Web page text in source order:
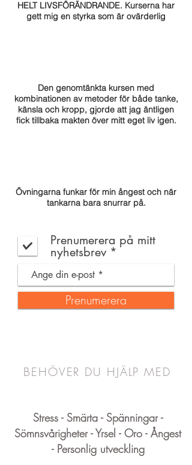
HELT LIVSFÖRÄNDRANDE. Kurserna har
gett mig en styrka som är ovärderlig
Den genomtänkta kursen med
kombinationen av metoder för både tanke,
känsla och kropp, gjorde att jag äntligen
fick tillbaka makten över mitt eget liv igen.
Övningarna funkar för min ångest och när
tankarna bara snurrar på.
Prenumerera på mitt
nyhetsbrev *
Prenumerera
BEHÖVER DU HJÄLP MED
Stress - Smärta - Spänningar -
Sömnsvårigheter - Yrsel - Oro - Ångest
- Personlig utveckling